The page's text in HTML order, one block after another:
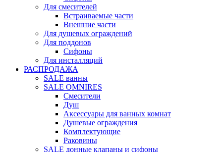
Для смесителей
Встраиваемые части
Внешние части
Для душевых ограждений
Для поддонов
Сифоны
Для инсталляций
РАСПРОДАЖА
SALE ванны
SALE OMNIRES
Смесители
Душ
Аксессуары для ванных комнат
Душевые ограждения
Комплектующие
Раковины
SALE донные клапаны и сифоны